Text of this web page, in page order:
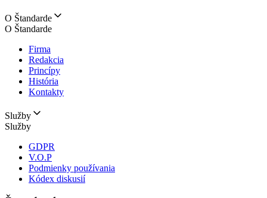
O Štandarde
O Štandarde
Firma
Redakcia
Princípy
História
Kontakty
Služby
Služby
GDPR
V.O.P
Podmienky používania
Kódex diskusií